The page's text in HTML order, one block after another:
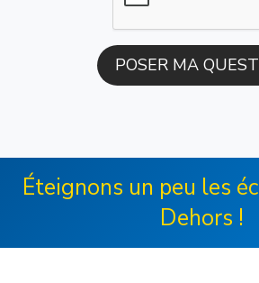
Éteignons un peu les
Dehors !